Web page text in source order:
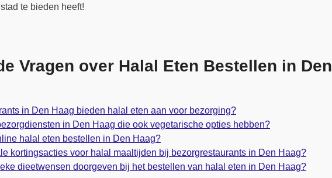
te bieden heeft!
Vragen over Halal Eten Bestellen in Den
in Den Haag bieden halal eten aan voor bezorging?
in Den Haag die ook vegetarische opties hebben?
halal eten bestellen in Den Haag?
kortingsacties voor halal maaltijden bij bezorgrestaurants in Den Haag?
dieetwensen doorgeven bij het bestellen van halal eten in Den Haag?